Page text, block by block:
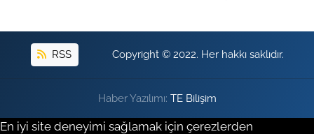
RSS Copyright © 2022. Her hakkı saklıdır.
Haber Yazılımı: TE Bilişim
En iyi site deneyimi sağlamak için çerezlerden